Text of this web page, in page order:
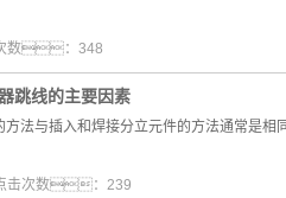
数：348
跳线的主要因素
方法与插入和焊接分立元件的方法通
击次数：239